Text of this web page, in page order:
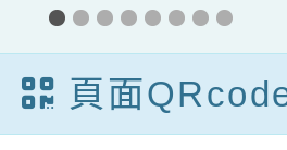
年度全
相關人
學分
習」
屬教
教保
頁面